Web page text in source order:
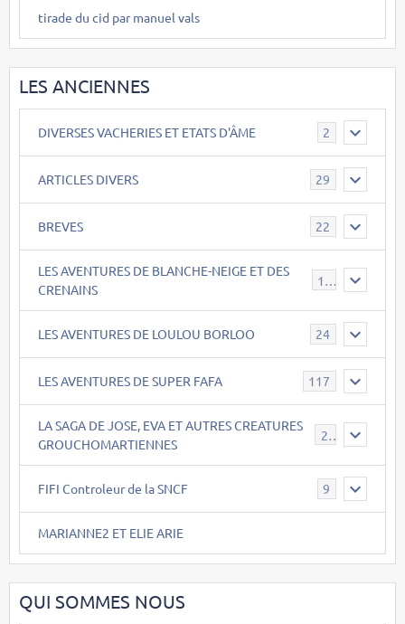
tirade du cid par manuel vals
LES ANCIENNES
DIVERSES VACHERIES ET ETATS D'ÂME 2
ARTICLES DIVERS 29
BREVES 22
LES AVENTURES DE BLANCHE-NEIGE ET DES
CRENAINS
LES AVENTURES DE LOULOU BORLOO 24
LES AVENTURES DE SUPER FAFA 117
LA SAGA DE JOSE, EVA ET AUTRES CREATURES
GROUCHOMARTIENNES
FIFI Controleur de la SNCF 9
MARIANNE2 ET ELIE ARIE
QUI SOMMES NOUS